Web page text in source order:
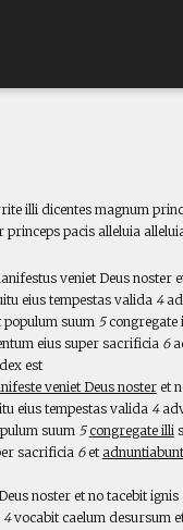
illi dicentes magnum
pacis alleluia
veniet Deus noster
eius tempestas valida 4
suum 5congregate
eius super sacrificia 6
est
veniet Deus nosteret
eius tempestas valida 4
suum 5 congregate illi
sacrificia 6et adnuntiabunt
noster et no tacebit
4vocabit caelum desursum